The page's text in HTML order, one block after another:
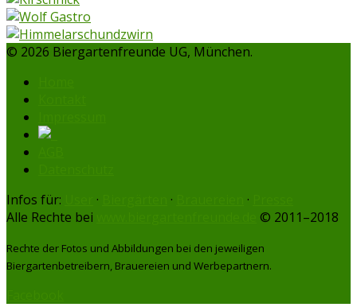
© 2026 Biergartenfreunde UG, München.
Infos für:
· · ·
Alle Rechte bei
© 2011–2018
Rechte der Fotos und Abbildungen bei den jeweiligen
Biergartenbetreibern, Brauereien und Werbepartnern.